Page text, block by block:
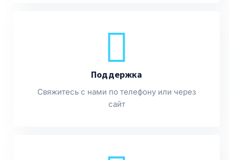
Поддержка
Свяжитесь с нами по телефону или через
сайт